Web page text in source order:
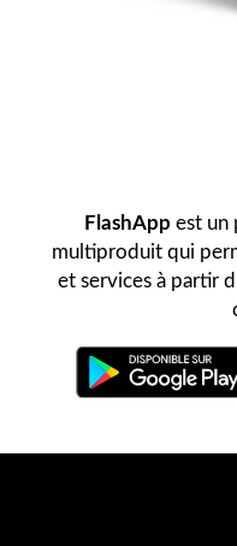
FlashApp est un
multiproduit qui
et services à partir